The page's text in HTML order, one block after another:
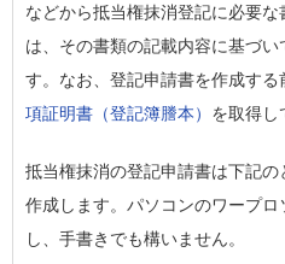
などから抵当権抹消登記に必要
は、その書類の記載内容に基づ
す。なお、登記申請書を作成す
項証明書（登記簿謄本） を取得し
抵当権抹消の登記申請書は下記
作成します。パソコンのワープ
し、手書きでも構いません。